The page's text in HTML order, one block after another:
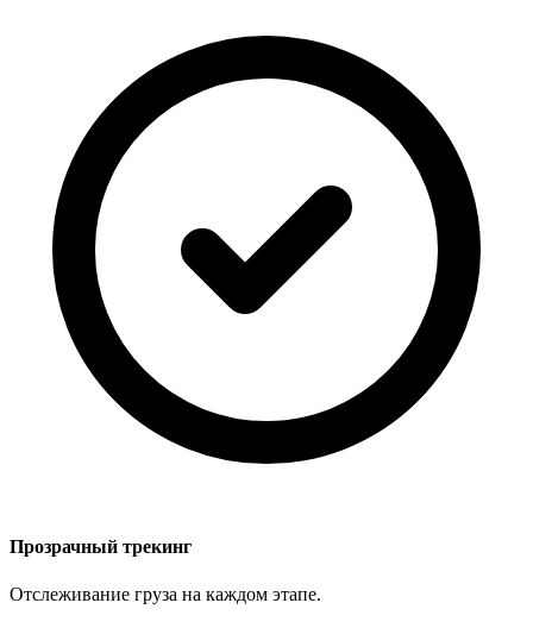
Прозрачный трекинг
Отслеживание груза на каждом этапе.